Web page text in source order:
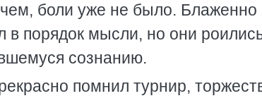
боли уже не было.
в порядок мысли, но они
сознанию.
помнил турнир,